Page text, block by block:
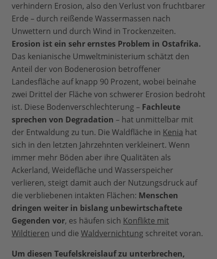
verhindern Erosion, also den Verlust von fruchtbarer
Erde – durch reißende Wassermassen nach
Unwettern und durch Wind in Trockenzeiten.
Erosion ist ein sehr ernstes Problem in Ostafrika.
Das kenianische Umweltministerium schätzt den
Anteil der von Bodenerosion betroffener
Landesfläche auf knapp 90 Prozent, wobei beinahe
zwei Drittel der Fläche von schwerer Erosion bedroht
ist. Diese Bodenverschlechterung – Fachleute
sprechen von Degradation – hat unmittelbar mit
der Entwaldung zu tun. Die Waldfläche in Kenia hat
sich in den letzten Jahrzehnten verkleinert. Wenn
immer mehr Böden aber ihre Qualitäten als
Ackerland, Weidefläche und Wasserspeicher
verlieren, steigt damit auch der Nutzungsdruck auf
die verbliebenen intakten Flächen: Menschen
dringen weiter in bislang unbewirtschaftete
Gegenden vor, es häufen sich Konflikte mit
Wildtieren und die Waldvernichtung schreitet voran.
Um diesen Teufelskreislauf zu unterbrechen,